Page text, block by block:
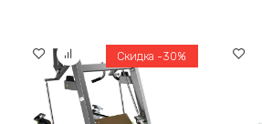
Скидка -30%